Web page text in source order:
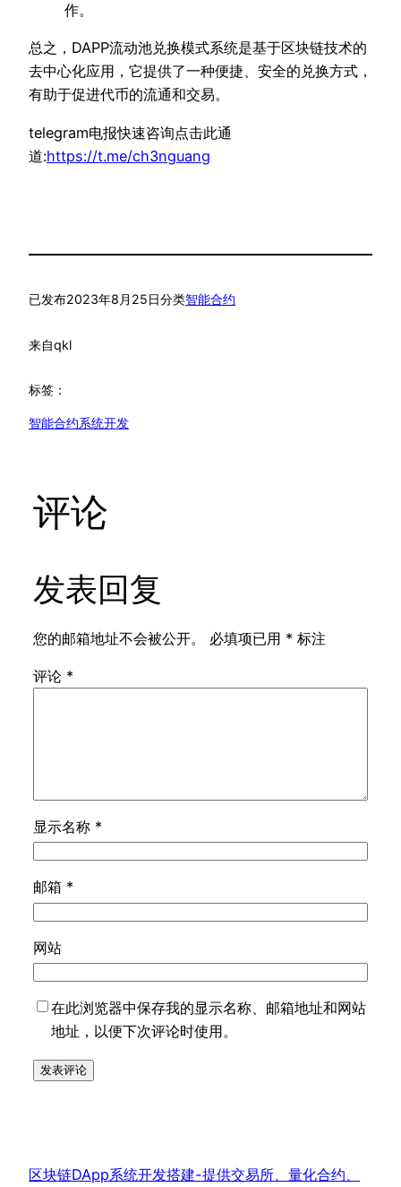
作。
总之，DAPP流动池兑换模式系统是基于区块链技术的
去中心化应用，它提供了一种便捷、安全的兑换方式，
有助于促进代币的流通和交易。
telegram电报快速咨询点击此通
道:https://t.me/ch3nguang
已发布2023年8月25日分类智能合约
来自qkl
标签：
智能合约系统开发
评论
发表回复
您的邮箱地址不会被公开。 必填项已用 * 标注
评论 *
显示名称 *
邮箱 *
网站
在此浏览器中保存我的显示名称、邮箱地址和网站
地址，以便下次评论时使用。
区块链DApp系统开发搭建-提供交易所、量化合约、